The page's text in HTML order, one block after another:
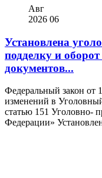
Авг
2026 06
Установлена
подделку и
документов...
Федеральный закон от
изменений в
статью 151 Уголовно-
Федерации»